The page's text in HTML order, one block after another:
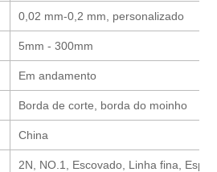
0,02 mm-0,2 mm, personalizado
5mm - 300mm
Em andamento
Borda de corte, borda do moinho
China
2N, NO.1, Escovado, Linha fina,